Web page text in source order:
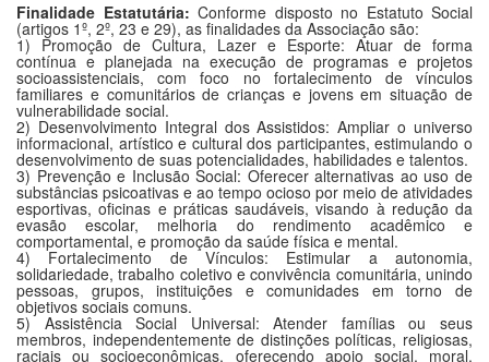
Finalidade Estatutária: Conforme disposto no Estatuto Social
(artigos 1º, 2º, 23 e 29), as finalidades da Associação são:
1) Promoção de Cultura, Lazer e Esporte: Atuar de forma
contínua e planejada na execução de programas e projetos
socioassistenciais, com foco no fortalecimento de vínculos
familiares e comunitários de crianças e jovens em situação de
vulnerabilidade social.
2) Desenvolvimento Integral dos Assistidos: Ampliar o universo
informacional, artístico e cultural dos participantes, estimulando o
desenvolvimento de suas potencialidades, habilidades e talentos.
3) Prevenção e Inclusão Social: Oferecer alternativas ao uso de
substâncias psicoativas e ao tempo ocioso por meio de atividades
esportivas, oficinas e práticas saudáveis, visando à redução da
evasão escolar, melhoria do rendimento acadêmico e
comportamental, e promoção da saúde física e mental.
4) Fortalecimento de Vínculos: Estimular a autonomia,
solidariedade, trabalho coletivo e convivência comunitária, unindo
pessoas, grupos, instituições e comunidades em torno de
objetivos sociais comuns.
5) Assistência Social Universal: Atender famílias ou seus
membros, independentemente de distinções políticas, religiosas,
raciais ou socioeconômicas, oferecendo apoio social, moral,